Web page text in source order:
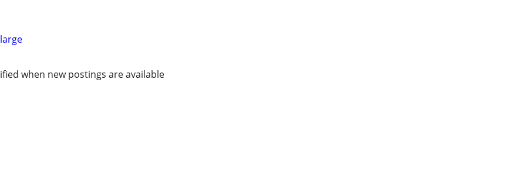
when new postings are available